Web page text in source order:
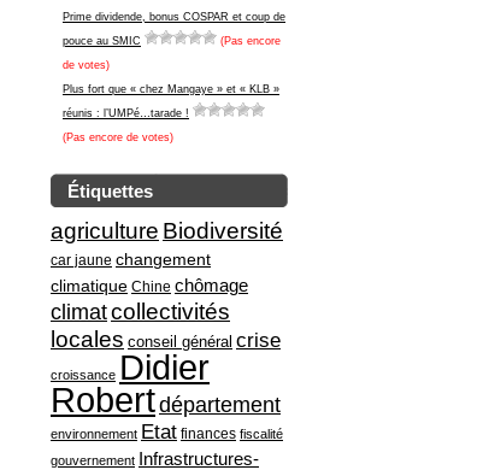
Prime dividende, bonus COSPAR et coup de
pouce au SMIC
(Pas encore
de votes)
Plus fort que « chez Mangaye » et « KLB »
réunis : l’UMPé…tarade !
(Pas encore de votes)
Étiquettes
agriculture Biodiversité
car jaune changement
climatique Chine chômage
climatcollectivités
locales conseil général crise
croissance Didier
Robertdépartement
environnement Etat finances fiscalité
gouvernement Infrastructures-